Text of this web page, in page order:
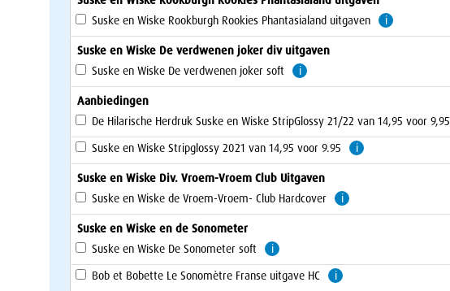
Suske en Wiske Rookburgh Rookies Phantasialand uitgaven
i
Suske en Wiske De verdwenen joker div uitgaven
Suske en Wiske De verdwenen joker soft
i
Aanbiedingen
De Hilarische Herdruk Suske en Wiske StripGlossy 21/22 van 14,95 voor 9,95
Suske en Wiske Stripglossy 2021 van 14,95 voor 9.95
i
Suske en Wiske Div. Vroem-Vroem Club Uitgaven
Suske en Wiske de Vroem-Vroem- Club Hardcover
i
Suske en Wiske en de Sonometer
Suske en Wiske De Sonometer soft
i
Bob et Bobette Le Sonomètre Franse uitgave HC
i